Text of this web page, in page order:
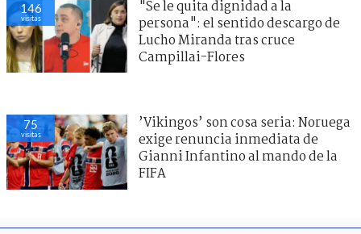
146
visitas
"Se le quita dignidad a la
persona": el sentido descargo de
Lucho Miranda tras cruce
Campillai-Flores
75
visitas
’Vikingos’ son cosa seria: Noruega
exige renuncia inmediata de
Gianni Infantino al mando de la
FIFA